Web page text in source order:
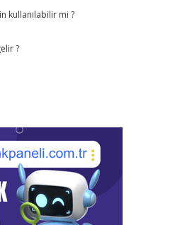
kullanılabilir mi ?
?